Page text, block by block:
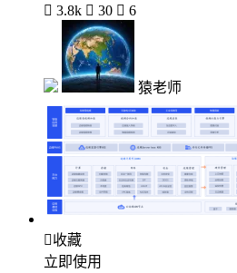
 3.8k  30  6
猿老师
收藏
立即使用